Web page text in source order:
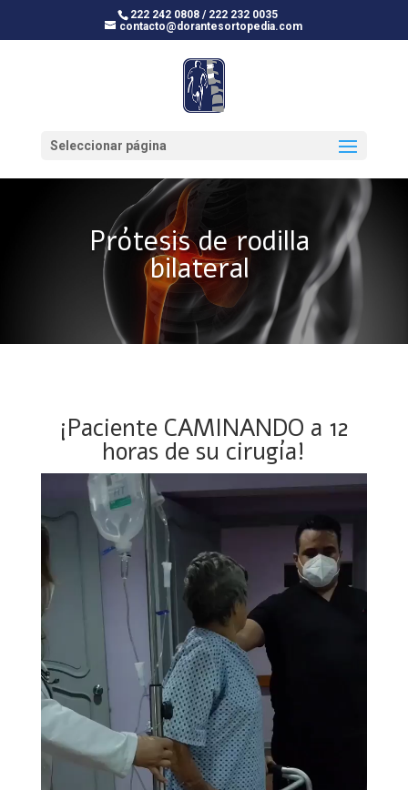
222 242 0808 / 222 232 0035
contacto@dorantesortopedia.com
Seleccionar página
Prótesis de rodilla
bilateral
¡Paciente CAMINANDO a 12
horas de su cirugía!